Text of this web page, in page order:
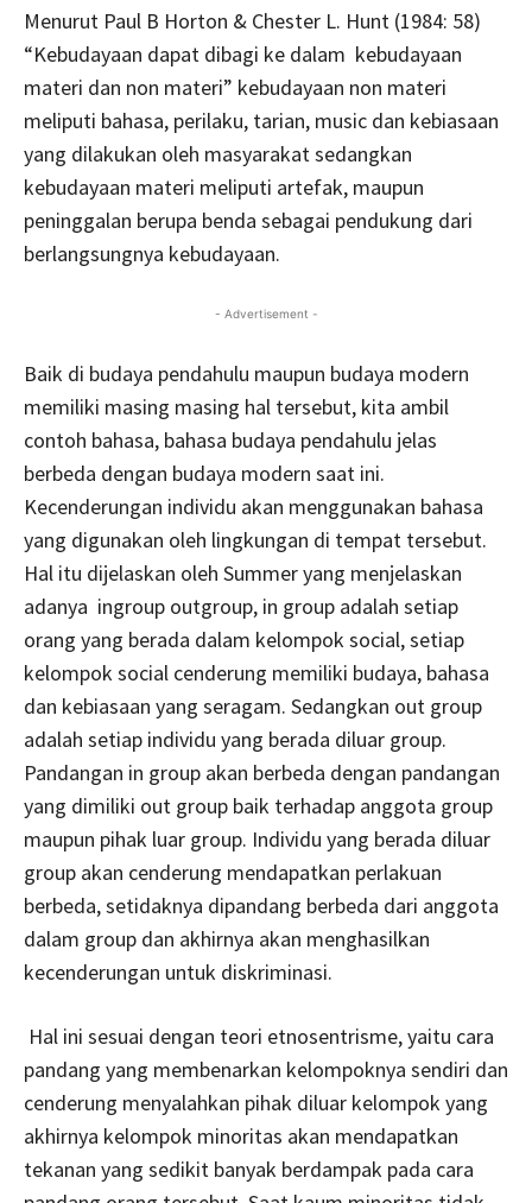
Menurut Paul B Horton & Chester L. Hunt (1984: 58)
“Kebudayaan dapat dibagi ke dalam kebudayaan
materi dan non materi” kebudayaan non materi
meliputi bahasa, perilaku, tarian, music dan kebiasaan
yang dilakukan oleh masyarakat sedangkan
kebudayaan materi meliputi artefak, maupun
peninggalan berupa benda sebagai pendukung dari
berlangsungnya kebudayaan.
- Advertisement -
Baik di budaya pendahulu maupun budaya modern
memiliki masing masing hal tersebut, kita ambil
contoh bahasa, bahasa budaya pendahulu jelas
berbeda dengan budaya modern saat ini.
Kecenderungan individu akan menggunakan bahasa
yang digunakan oleh lingkungan di tempat tersebut.
Hal itu dijelaskan oleh Summer yang menjelaskan
adanya ingroup outgroup, in group adalah setiap
orang yang berada dalam kelompok social, setiap
kelompok social cenderung memiliki budaya, bahasa
dan kebiasaan yang seragam. Sedangkan out group
adalah setiap individu yang berada diluar group.
Pandangan in group akan berbeda dengan pandangan
yang dimiliki out group baik terhadap anggota group
maupun pihak luar group. Individu yang berada diluar
group akan cenderung mendapatkan perlakuan
berbeda, setidaknya dipandang berbeda dari anggota
dalam group dan akhirnya akan menghasilkan
kecenderungan untuk diskriminasi.
Hal ini sesuai dengan teori etnosentrisme, yaitu cara
pandang yang membenarkan kelompoknya sendiri dan
cenderung menyalahkan pihak diluar kelompok yang
akhirnya kelompok minoritas akan mendapatkan
tekanan yang sedikit banyak berdampak pada cara